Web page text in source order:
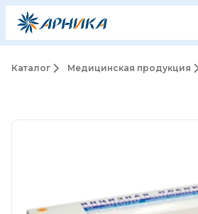
Каталог Медицинская продукция